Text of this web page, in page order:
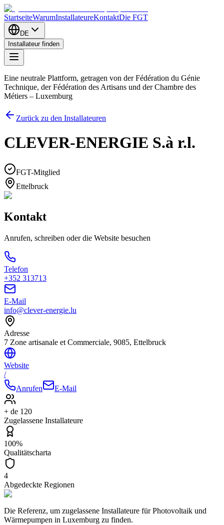
StartseiteWarumInstallateureKontaktDie FGT
DE
Installateur finden
Eine neutrale Plattform, getragen von der Fédération du Génie
Technique, der Fédération des Artisans und der Chambre des
Métiers – Luxemburg
Zurück zu den Installateuren
CLEVER-ENERGIE S.à r.l.
FGT-Mitglied
Ettelbruck
Kontakt
Anrufen, schreiben oder die Website besuchen
Telefon
+352 313713
E-Mail
info@clever-energie.lu
Adresse
7 Zone artisanale et Commerciale, 9085, Ettelbruck
Website
/
Anrufen
E-Mail
+ de 120
Zugelassene Installateure
100%
Qualitätscharta
4
Abgedeckte Regionen
Die Referenz, um zugelassene Installateure für Photovoltaik und
Wärmepumpen in Luxemburg zu finden.